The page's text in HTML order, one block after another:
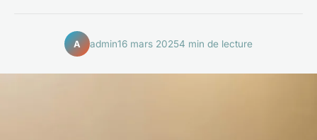
A admin16 mars 20254 min de lecture